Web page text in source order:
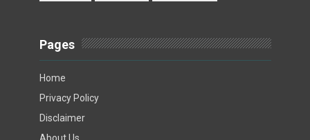
Pages
Home
Privacy Policy
Disclaimer
About Us